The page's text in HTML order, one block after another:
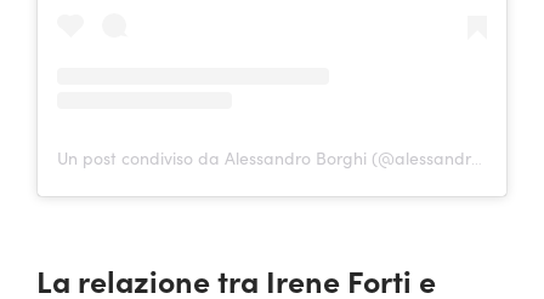
Un post condiviso da Alessandro Borghi (@alessandro.borghi)
La relazione tra Irene Forti e